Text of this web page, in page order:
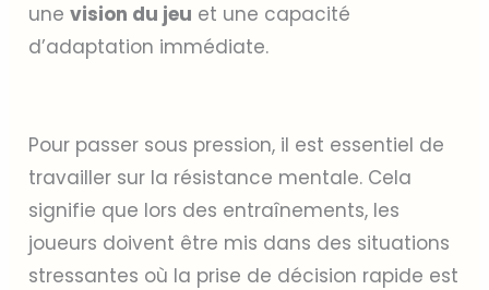
unevision du jeu et une capacité
d’adaptation immédiate.
Pour passer sous pression, il est essentiel de
travailler sur la résistance mentale. Cela
signifie que lors des entraînements, les
joueurs doivent être mis dans des situations
stressantes où la prise de décision rapide est